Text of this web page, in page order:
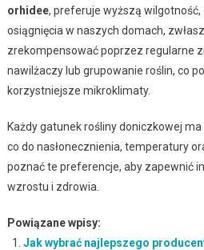
orhidee, preferuje wyższą wilgotność,
osiągnięcia w naszych domach,
zrekompensować poprzez regularne
nawilżaczy lub grupowanie roślin, co
korzystniejsze mikroklimaty.
Każdy gatunek rośliny doniczkowej
co do nasłonecznienia, temperatury
poznać te preferencje, aby zapewnić
wzrostu i zdrowia.
Powiązane wpisy:
Jak wybrać najlepszego